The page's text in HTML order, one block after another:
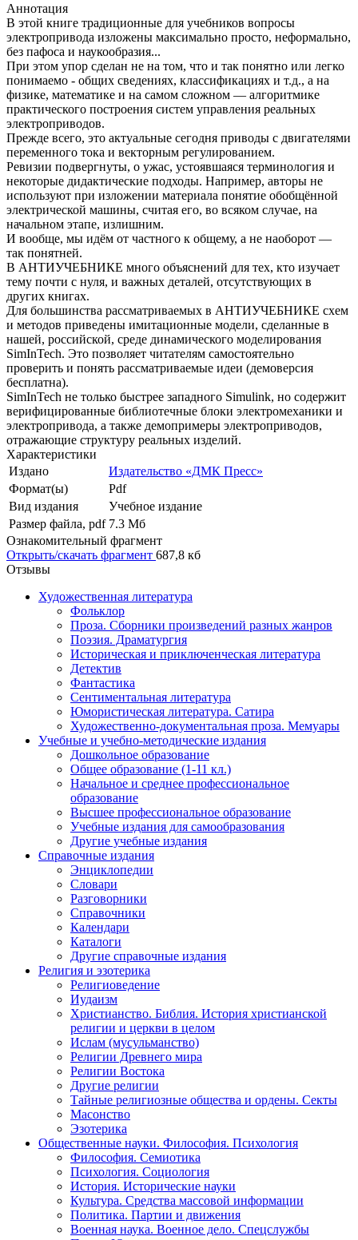
Аннотация
В этой книге традиционные для учебников вопросы
электропривода изложены максимально просто, неформально,
без пафоса и наукообразия...
При этом упор сделан не на том, что и так понятно или легко
понимаемо - общих сведениях, классификациях и т.д., а на
физике, математике и на самом сложном — алгоритмике
практического построения систем управления реальных
электроприводов.
Прежде всего, это актуальные сегодня приводы с двигателями
переменного тока и векторным регулированием.
Ревизии подвергнуты, о ужас, устоявшаяся терминология и
некоторые дидактические подходы. Например, авторы не
используют при изложении материала понятие обобщённой
электрической машины, считая его, во всяком случае, на
начальном этапе, излишним.
И вообще, мы идём от частного к общему, а не наоборот —
так понятней.
В АНТИУЧЕБНИКЕ много объяснений для тех, кто изучает
тему почти с нуля, и важных деталей, отсутствующих в
других книгах.
Для большинства рассматриваемых в АНТИУЧЕБНИКЕ схем
и методов приведены имитационные модели, сделанные в
нашей, российской, среде динамического моделирования
SimInTech. Это позволяет читателям самостоятельно
проверить и понять рассматриваемые идеи (демоверсия
бесплатна).
SimInTech не только быстрее западного Simulink, но содержит
верифицированные библиотечные блоки электромеханики и
электропривода, а также демопримеры электроприводов,
отражающие структуру реальных изделий.
Характеристики
Издано
Издательство «ДМК Пресс»
Формат(ы)
Pdf
Вид издания
Учебное издание
Размер файла, pdf 7.3 Mб
Ознакомительный фрагмент
Открыть/скачать фрагмент 687,8 кб
Отзывы
Художественная литература
Фольклор
Проза. Сборники произведений разных жанров
Поэзия. Драматургия
Историческая и приключенческая литература
Детектив
Фантастика
Сентиментальная литература
Юмористическая литература. Сатира
Художественно-документальная проза. Мемуары
Учебные и учебно-методические издания
Дошкольное образование
Общее образование (1-11 кл.)
Начальное и среднее профессиональное
образование
Высшее профессиональное образование
Учебные издания для самообразования
Другие учебные издания
Справочные издания
Энциклопедии
Словари
Разговорники
Справочники
Календари
Каталоги
Другие справочные издания
Религия и эзотерика
Религиоведение
Иудаизм
Христианство. Библия. История христианской
религии и церкви в целом
Ислам (мусульманство)
Религии Древнего мира
Религии Востока
Другие религии
Тайные религиозные общества и ордены. Секты
Масонство
Эзотерика
Общественные науки. Философия. Психология
Философия. Семиотика
Психология. Социология
История. Исторические науки
Культура. Средства массовой информации
Политика. Партии и движения
Военная наука. Военное дело. Спецслужбы